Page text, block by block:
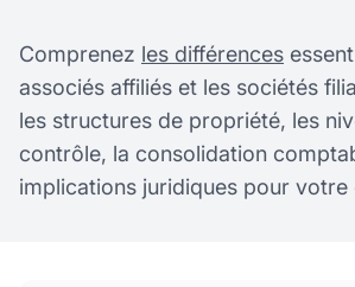
Comprenez les différences
associés affiliés et les sociétés
les structures de propriété, les
contrôle, la consolidation
implications juridiques pour votre